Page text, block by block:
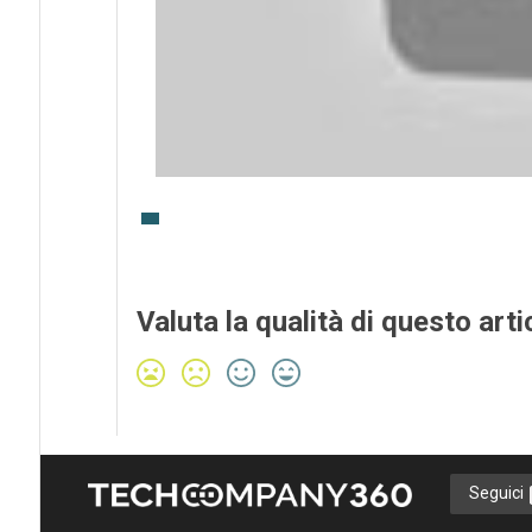
Valuta la qualità di questo
Seguici